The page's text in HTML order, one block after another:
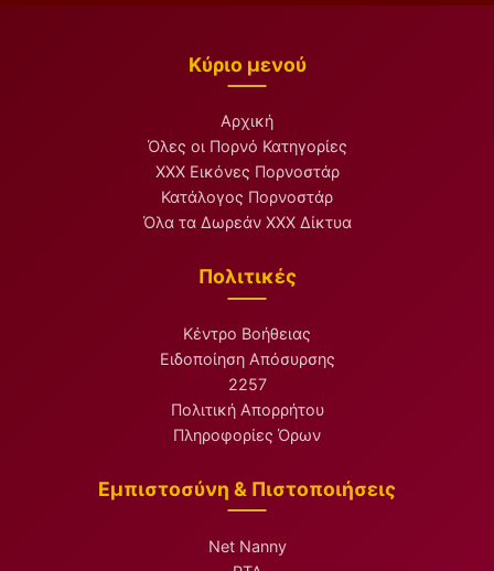
Κύριο μενού
Αρχική
Όλες οι Πορνό Κατηγορίες
XXX Εικόνες Πορνοστάρ
Κατάλογος Πορνοστάρ
Όλα τα Δωρεάν XXX Δίκτυα
Πολιτικές
Κέντρο Βοήθειας
Ειδοποίηση Απόσυρσης
2257
Πολιτική Απορρήτου
Πληροφορίες Όρων
Εμπιστοσύνη & Πιστοποιήσεις
Net Nanny